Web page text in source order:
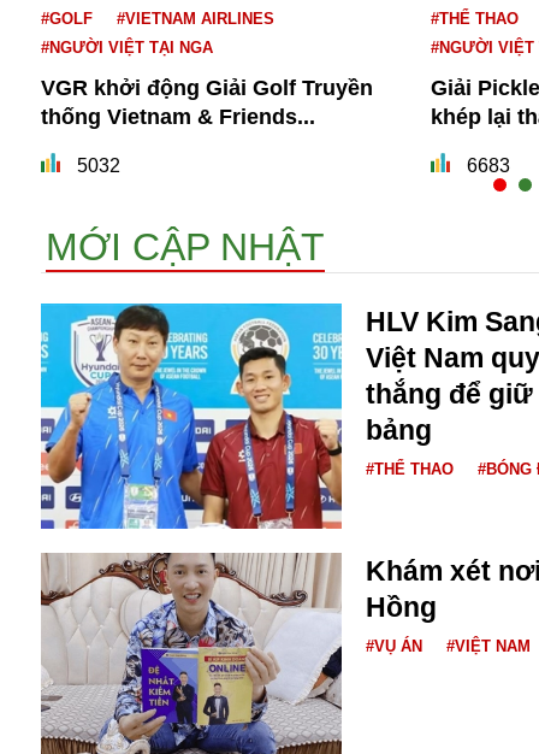
Bói toán
Bóng đá
Bí ẩn
Bitcoin
Bamboo Airways
Báo Nga có gì?
Biển Đông
Barrack Obama
Bắc Kinh
Buôn bán ở Nga
Bộ Quốc phòng
Bác Hồ
Bộ Y tế
Bão tuyết
Bệnh viện
Bản quyền
Bảo tàng
Blockchain
Bộ Ngoại giao
Bình Dương
#GOLF
#VIETNAM AIRLINES
#NGƯỜI VIỆT TẠI NGA
VGR khởi động Giải Golf Truyền
thống Vietnam & Friends...
5032
#THỂ THAO
#NGƯỜI VIỆT
Giải
khép lại
6683
MỚI CẬP NHẬT
HLV Kim
Việt Nam
thắng để
bảng
#THỂ THAO #BÓNG
Khám xét
Hồng
#VỤ ÁN #VIỆT NAM